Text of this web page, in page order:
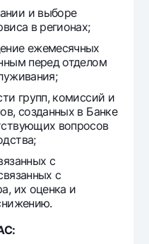
и выборе
в регионах;
ежемесячных
перед отделом
групп, комиссий и
созданных в Банке
вопросов
с
с
их оценка и